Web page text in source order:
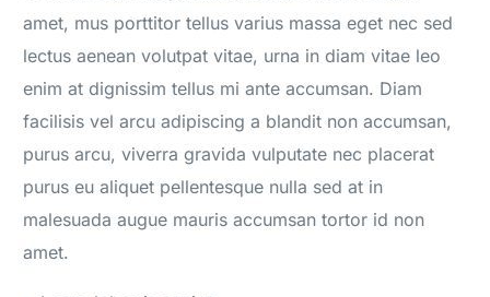
amet, mus porttitor tellus varius massa eget nec sed
lectus aenean volutpat vitae, urna in diam vitae leo
enim at dignissim tellus mi ante accumsan. Diam
facilisis vel arcu adipiscing a blandit non accumsan,
purus arcu, viverra gravida vulputate nec placerat
purus eu aliquet pellentesque nulla sed at in
malesuada augue mauris accumsan tortor id non
amet.